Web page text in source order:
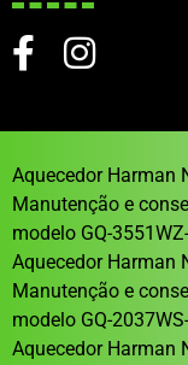
Aquecedor Harman
Manutenção e
modelo GQ-
Aquecedor Harman
Manutenção e
modelo GQ-
Aquecedor Harman